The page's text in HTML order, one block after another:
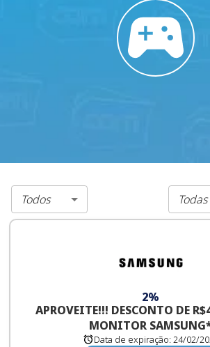
Todos
2%
APROVEITE!!! DESCONTO DE
MONITOR
Data de expiração: 24/02/